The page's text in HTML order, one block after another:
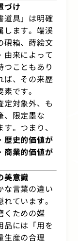
づけ
道具」は明確
します。端渓
硯箱、蒔絵文
由来によって
こともあり
ば、その来歴
です。
定対象外、も
、限定墨な
。つまり、
歴史的価値が
商業的価値が
美意識
な言葉の違い
ています。
くための媒
品には「用を
生産の合理